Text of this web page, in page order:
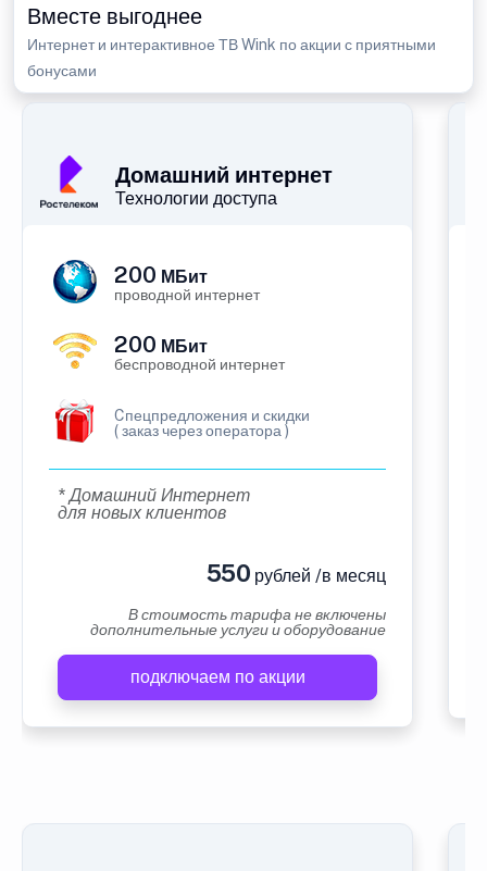
Вместе выгоднее
Интернет и интерактивное ТВ Wink по акции с приятными
бонусами
Домашний интернет
Технологии доступа
200 МБит
проводной интернет
200 МБит
беспроводной интернет
Cпецпредложения и скидки
( заказ через оператора )
* Домашний Интернет
для новых клиентов
550 рублей /в месяц
В стоимость тарифа не включены
дополнительные услуги и оборудование
подключаем по акции